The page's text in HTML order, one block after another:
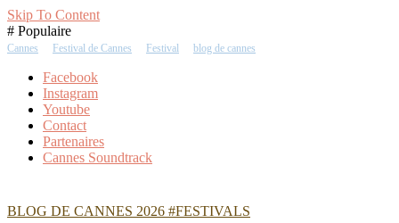
Skip To Content
# Populaire
Cannes Festival de Cannes Festival blog de cannes
Facebook
Instagram
Youtube
Contact
Partenaires
Cannes Soundtrack
BLOG DE CANNES 2026 #FESTIVALS